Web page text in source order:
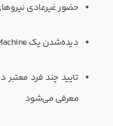
حضور غیرعادی
دیده‌شدن یک Steam Machine با پنل جلویی حاوی نمادی شبیه حرف H
معرفی می‌شود